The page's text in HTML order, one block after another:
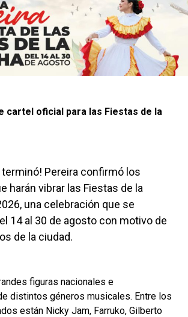
cartel oficial para las Fiestas de la
terminó! Pereira confirmó los
harán vibrar las Fiestas de la
una celebración que se
14 al 30 de agosto con motivo de
de la ciudad.
figuras nacionales e
distintos géneros musicales. Entre los
están Nicky Jam, Farruko, Gilberto